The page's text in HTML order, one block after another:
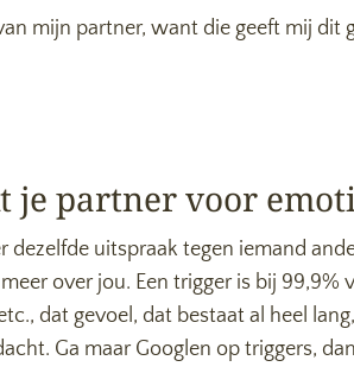
mijn partner, want die geeft mij dit
je partner voor
dezelfde uitspraak tegen iemand
over jou. Een trigger is bij
dat gevoel, dat bestaat al heel
Ga maar Googlen op triggers,